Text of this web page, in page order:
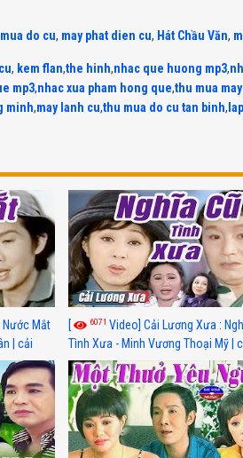
do cu, may phat dien cu, Hát Chầu Văn,
, kem flan,the hinh,nhac que huong mp3,
mp3,nhac xua pham hong que,thu mua
minh,may lanh cu,thu mua do cu tan binh,
Nước Mắt
| cải
[ 6071 Video] Cải Lương Xưa :
Tình Xưa - Minh Vương Thoại Mỹ |
lương xã hội hay nhất